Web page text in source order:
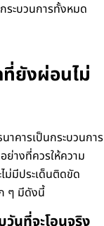
ระบวนการทั้งหมด
ที่ยังผ่อนไม่
าคารเป็นกระบวนการ
ย่างที่ควรให้ความ
ม่มีประเด็นติดขัด
ๆ มีดังนี้
นที่จะโอนจริง